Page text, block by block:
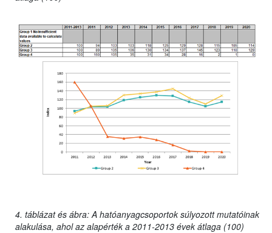
4. táblázat és ábra: A hatóanyagcsoportok súlyozott mutatóinak
alakulása, ahol az alapérték a 2011-2013 évek átlaga (100)